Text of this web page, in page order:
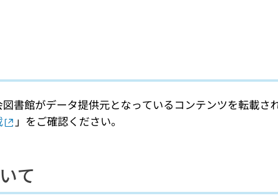
書館がデータ提供元となっているコンテンツを転載さ
」をご確認ください。
て